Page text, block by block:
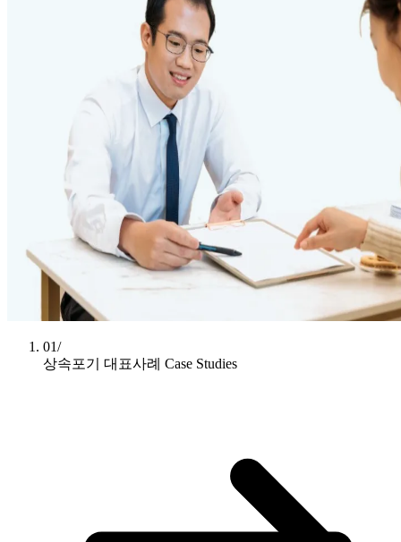
01/
상속포기 대표사례 Case Studies